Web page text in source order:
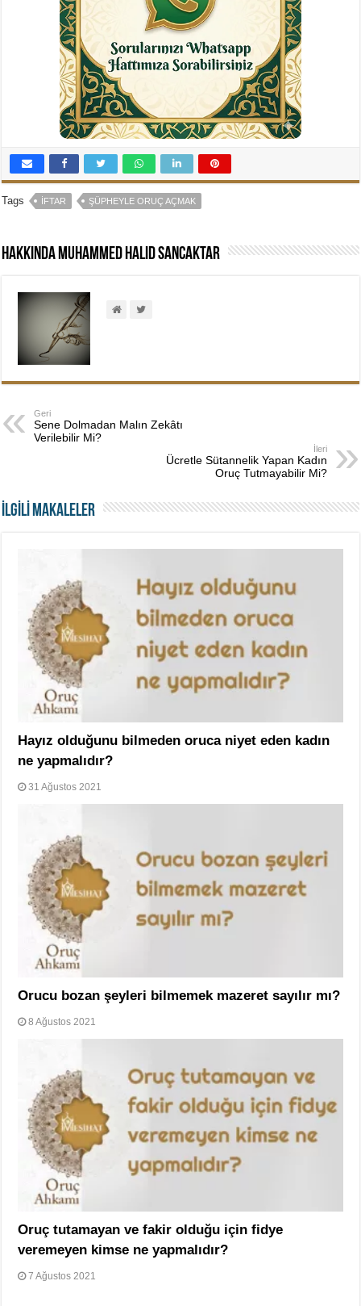
Tags İFTAR ŞÜPHEYLE ORUÇ AÇMAK
Hakkında Muhammed Halid Sancaktar
Geri
Sene Dolmadan Malın Zekâtı
Verilebilir Mi?
İleri
Ücretle Sütannelik Yapan Kadın
Oruç Tutmayabilir Mi?
İLGİLİ MAKALELER
Hayız olduğunu bilmeden oruca niyet eden kadın
ne yapmalıdır?
31 Ağustos 2021
Orucu bozan şeyleri bilmemek mazeret sayılır mı?
8 Ağustos 2021
Oruç tutamayan ve fakir olduğu için fidye
veremeyen kimse ne yapmalıdır?
7 Ağustos 2021